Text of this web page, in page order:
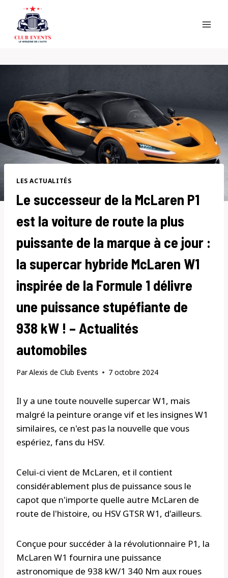
content
LES ACTUALITÉS
Le successeur de la McLaren P1
est la voiture de route la plus
puissante de la marque à ce jour :
la supercar hybride McLaren W1
inspirée de la Formule 1 délivre
une puissance stupéfiante de
938 kW ! – Actualités
automobiles
ParAlexis de Club Events 7 octobre 2024
Il y a une toute nouvelle supercar W1, mais
malgré la peinture orange vif et les insignes W1
similaires, ce n'est pas la nouvelle que vous
espériez, fans du HSV.
Celui-ci vient de McLaren, et il contient
considérablement plus de puissance sous le
capot que n'importe quelle autre McLaren de
route de l'histoire, ou HSV GTSR W1, d'ailleurs.
Conçue pour succéder à la révolutionnaire P1, la
McLaren W1 fournira une puissance
astronomique de 938 kW/1 340 Nm aux roues